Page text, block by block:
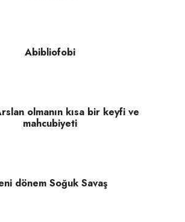
Abibliofobi
olmanın kısa bir keyfi ve
mahcubiyeti
dönem Soğuk Savaş